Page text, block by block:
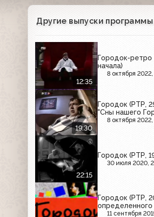
Другие выпуски программы
12:35
Городок-ретро
начала)
8 октября 2022,
19:30
Городок (РТР,
"Сны нашего
8 октября 2022,
22:15
Городок (РТР,
30 июля 2020,
Городок (РТР,
11 сентября